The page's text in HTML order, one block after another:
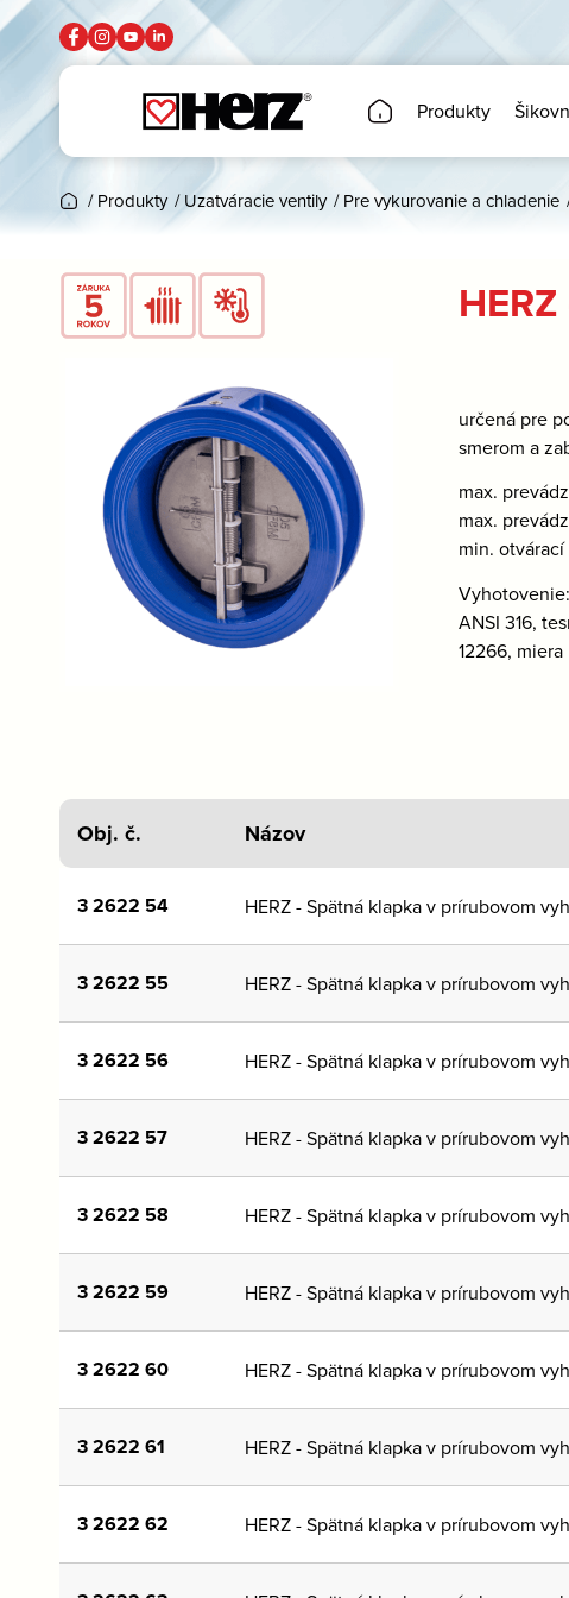
Produkty
/ Produkty / Uzatváracie ventily / Pre vykurovanie a chladenie
určená pre
smerom a
max.
max.
min. otvárací
ANSI 316,
12266,
Obj. č. Názov
3 2622 54 HERZ - Spätná klapka v prírubovom
3 2622 55 HERZ - Spätná klapka v prírubovom
3 2622 56 HERZ - Spätná klapka v prírubovom
3 2622 57 HERZ - Spätná klapka v prírubovom
3 2622 58 HERZ - Spätná klapka v prírubovom
3 2622 59 HERZ - Spätná klapka v prírubovom
3 2622 60 HERZ - Spätná klapka v prírubovom
3 2622 61 HERZ - Spätná klapka v prírubovom
3 2622 62 HERZ - Spätná klapka v prírubovom